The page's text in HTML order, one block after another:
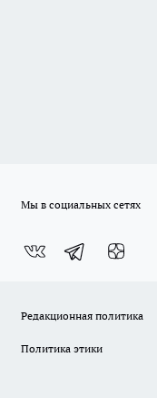
Мы в социальных сетях
Редакционная политика
Политика этики